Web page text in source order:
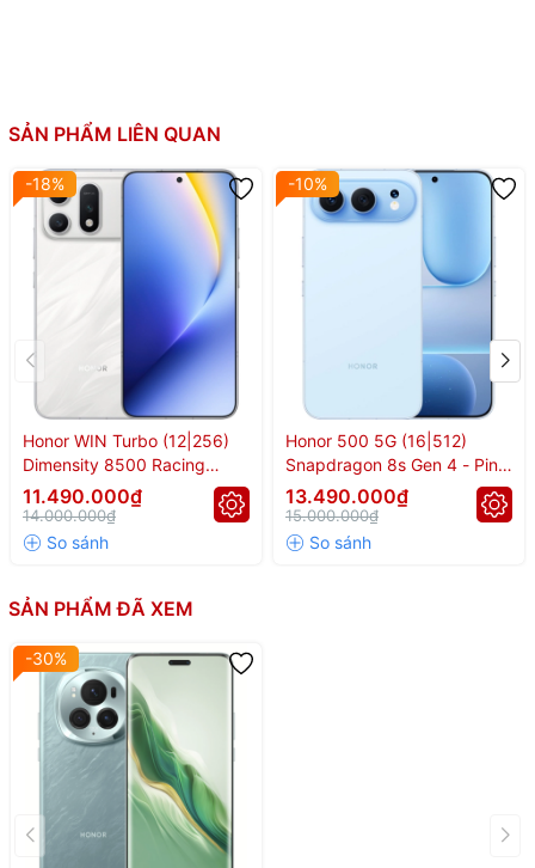
SẢN PHẨM LIÊN QUAN
-18%
Honor WIN Turbo (12|256)
Dimensity 8500 Racing
Edition - Pin 10.000mAh
11.490.000₫
14.000.000₫
-10%
Honor 500 5G (16|512)
Snapdragon 8s Gen 4 - Pin
8.000mAh
13.490.000₫
15.000.000₫
SẢN PHẨM ĐÃ XEM
-30%